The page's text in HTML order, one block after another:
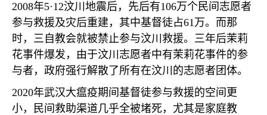
2008年5·12汶川地震后，先后有106万个民间志愿者
参与救援及灾后重建，其中基督徒占61万。而那
时，三自教会就被禁止参与汶川救援。三年后茉莉
花事件爆发，由于汶川志愿者中有茉莉花事件的参
与者，政府强行解散了所有在汶川的志愿者团体。
2020年武汉大瘟疫期间基督徒参与救援的空间更
小，民间救助渠道几乎全被堵死，尤其是家庭教